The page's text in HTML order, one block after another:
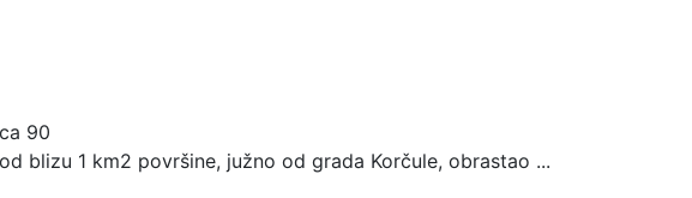
90
blizu 1 km2 površine, južno od grada Korčule, obrastao ...